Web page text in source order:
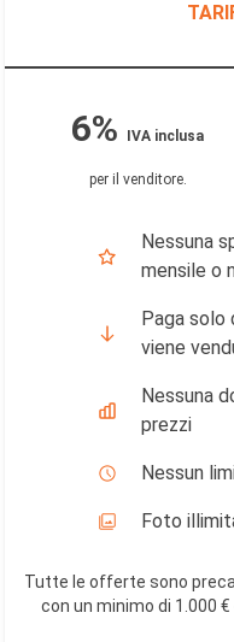
6% IVA inclusa
per il venditore.
Nessuna
mensile o
Paga solo
viene
Nessuna
prezzi
Nessun
Foto
Tutte le offerte sono
con un minimo di 1.000